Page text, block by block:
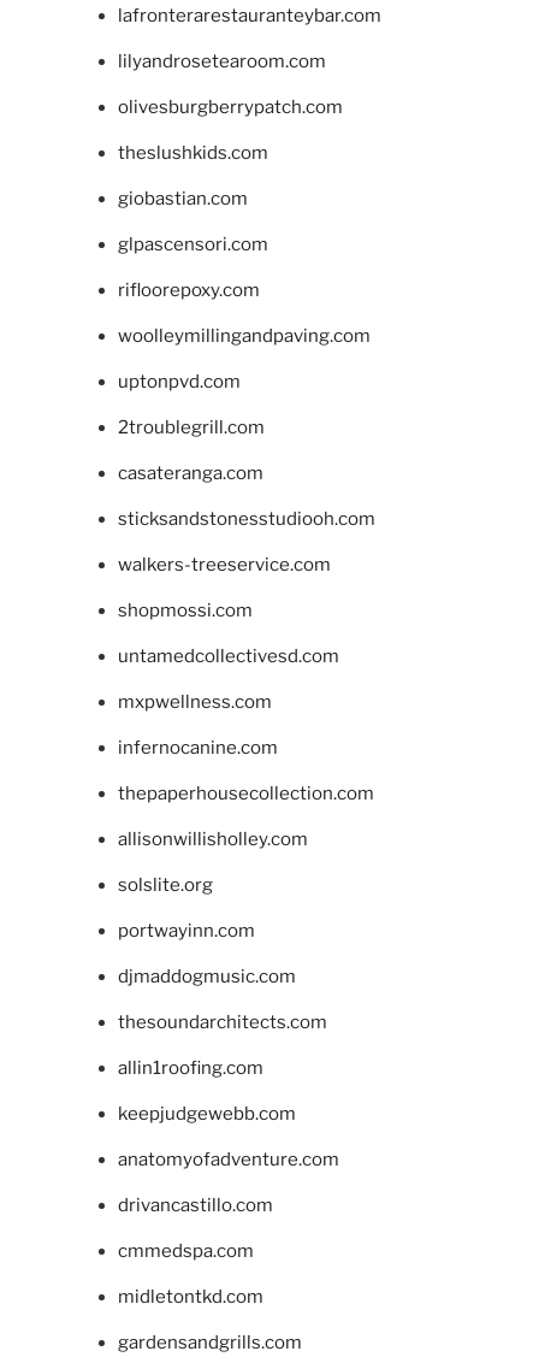
lafronterarestauranteybar.com
lilyandrosetearoom.com
olivesburgberrypatch.com
theslushkids.com
giobastian.com
glpascensori.com
rifloorepoxy.com
woolleymillingandpaving.com
uptonpvd.com
2troublegrill.com
casateranga.com
sticksandstonesstudiooh.com
walkers-treeservice.com
shopmossi.com
untamedcollectivesd.com
mxpwellness.com
infernocanine.com
thepaperhousecollection.com
allisonwillisholley.com
solslite.org
portwayinn.com
djmaddogmusic.com
thesoundarchitects.com
allin1roofing.com
keepjudgewebb.com
anatomyofadventure.com
drivancastillo.com
cmmedspa.com
midletontkd.com
gardensandgrills.com